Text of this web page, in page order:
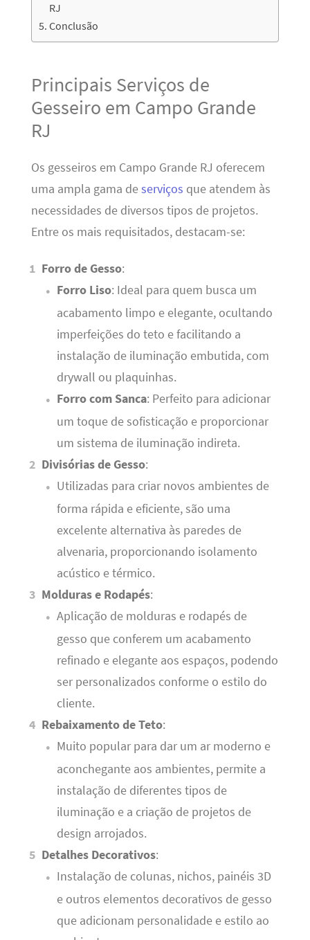
RJ
Conclusão
Principais Serviços de
Gesseiro em Campo Grande
RJ
Os gesseiros em Campo Grande RJ oferecem
uma ampla gama deserviços que atendem às
necessidades de diversos tipos de projetos.
Entre os mais requisitados, destacam-se:
Forro de Gesso:
Forro Liso: Ideal para quem busca um
acabamento limpo e elegante, ocultando
imperfeições do teto e facilitando a
instalação de iluminação embutida, com
drywall ou plaquinhas.
Forro com Sanca: Perfeito para adicionar
um toque de sofisticação e proporcionar
um sistema de iluminação indireta.
Divisórias de Gesso:
Utilizadas para criar novos ambientes de
forma rápida e eficiente, são uma
excelente alternativa às paredes de
alvenaria, proporcionando isolamento
acústico e térmico.
Molduras e Rodapés:
Aplicação de molduras e rodapés de
gesso que conferem um acabamento
refinado e elegante aos espaços, podendo
ser personalizados conforme o estilo do
cliente.
Rebaixamento de Teto:
Muito popular para dar um ar moderno e
aconchegante aos ambientes, permite a
instalação de diferentes tipos de
iluminação e a criação de projetos de
design arrojados.
Detalhes Decorativos:
Instalação de colunas, nichos, painéis 3D
e outros elementos decorativos de gesso
que adicionam personalidade e estilo ao